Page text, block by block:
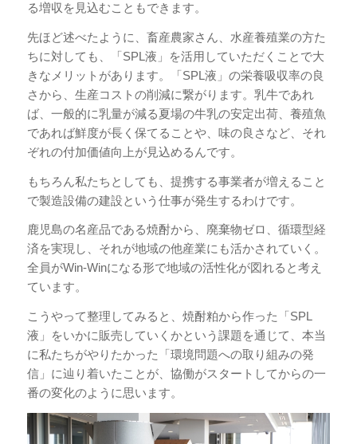
る増収を見込むこともできます。
先ほど述べたように、畜産農家さん、水産養殖業の方た
ちに対しても、「SPL液」を活用していただくことで大
きなメリットがあります。「SPL液」の栄養吸収率の良
さから、生産コストの削減に繋がります。乳牛であれ
ば、一般的に乳量が減る夏場の牛乳の安定出荷、養殖魚
であれば鮮度が長く保てることや、味の良さなど、それ
ぞれの付加価値向上が見込めるんです。
もちろん私たちとしても、提携する事業者が増えること
で製造設備の建設という仕事が発生するわけです。
鹿児島の名産品である焼酎から、廃棄物ゼロ、循環型経
済を実現し、それが地域の他産業にも活かされていく。
全員がWin-Winになる形で地域の活性化が図れると考え
ています。
こうやって整理してみると、焼酎粕から作った「SPL
液」をいかに販売していくかという課題を通じて、本当
に私たちがやりたかった「環境問題への取り組みの発
信」に辿り着いたことが、協働がスタートしてからの一
番の変化のように思います。